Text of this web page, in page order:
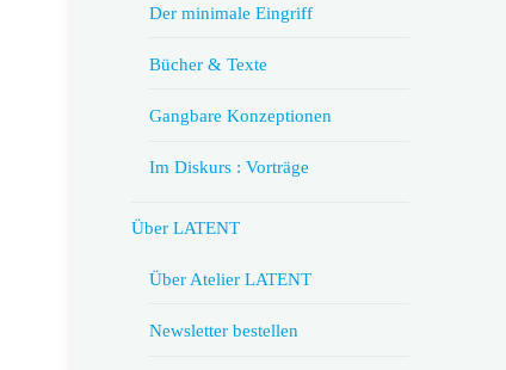
Der minimale Eingriff
Bücher & Texte
Gangbare Konzeptionen
Im Diskurs : Vorträge
Über LATENT
Über Atelier LATENT
Newsletter bestellen